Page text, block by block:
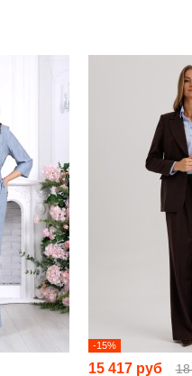
-15%
15 417 руб